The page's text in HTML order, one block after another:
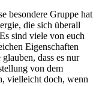
besondere Gruppe hat
die sich überall
sind viele von euch
Eigenschaften
dass es nur
von dem
vielleicht doch, wenn